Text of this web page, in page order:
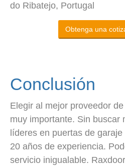
do Ribatejo, Portugal
Obtenga una
Conclusión
Elegir al mejor proveedor
muy importante. Sin buscar
líderes en puertas de
20 años de experiencia.
servicio inigualable.